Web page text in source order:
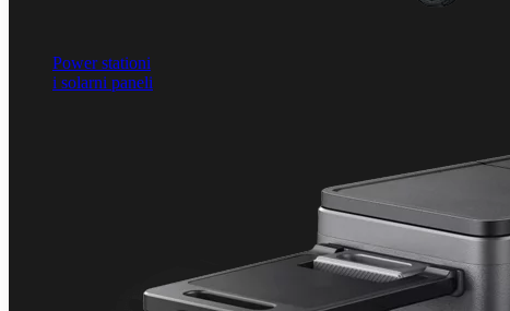
Power stationi
i solarni paneli